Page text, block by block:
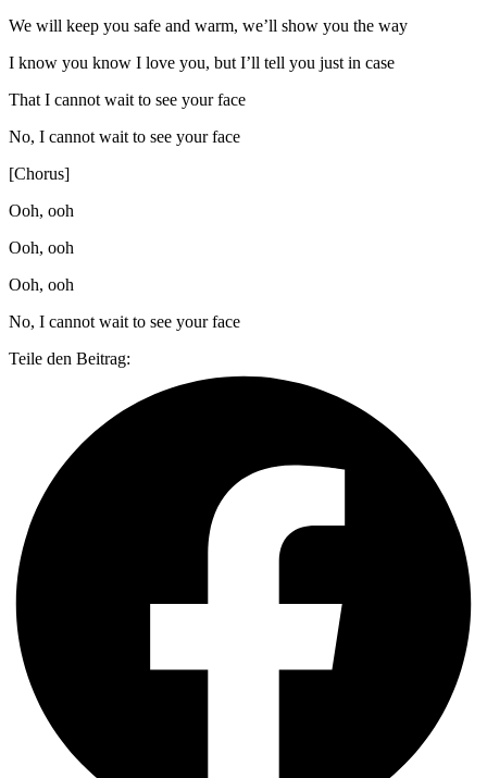
We will keep you safе and warm, we’ll show you the way
I know you know I love you, but I’ll tеll you just in case
That I cannot wait to see your face
No, I cannot wait to see your face
[Chorus]
Ooh, ooh
Ooh, ooh
Ooh, ooh
No, I cannot wait to see your face
Teile den Beitrag: